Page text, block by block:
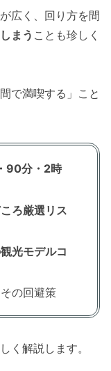
広く、回り方を間
まう ことも珍しく
で満喫する」こと
90分・2時
ろ厳選リス
光モデルコ
の回避策
く解説します。